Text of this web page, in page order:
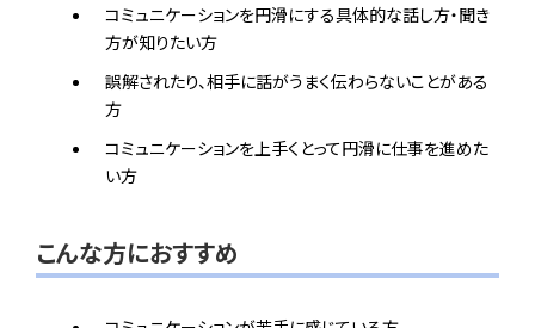
コミュニケーションを円滑にする具体的な話し方・聞き
方が知りたい方
誤解されたり、相手に話がうまく伝わらないことがある
方
コミュニケーションを上手くとって円滑に仕事を進めた
い方
こんな方におすすめ